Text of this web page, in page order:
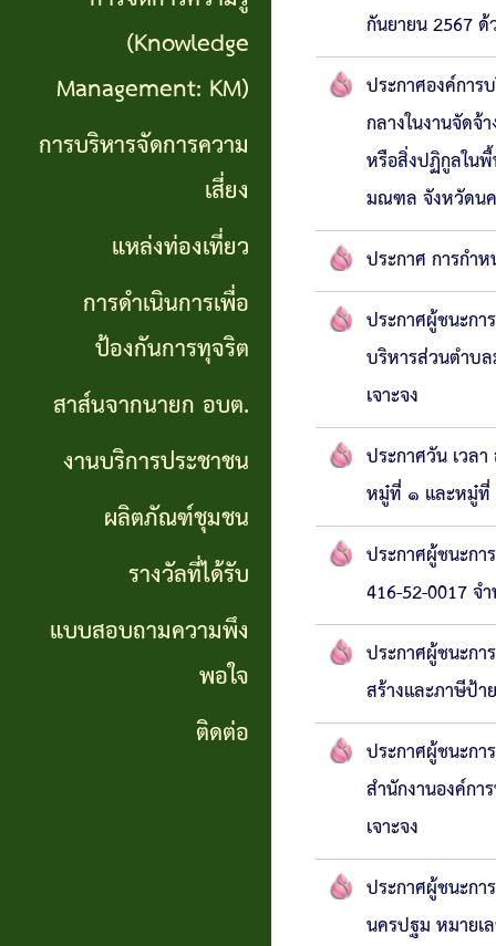
ดำเนิน
การ
เพื่อ
ทุจริต
สาส์น
นายก
อบต.
งาน
บริการ
ประชาชน
ผลิตภัณฑ์
(Knowledge
Management: KM)
การบริหารจัดการความ
เสี่ยง
แหล่งท่องเที่ยว
การดำเนินการเพื่อ
ป้องกันการทุจริต
สาส์นจากนายก อบต.
งานบริการประชาชน
ผลิตภัณฑ์ชุมชน
รางวัลที่ได้รับ
แบบสอบถามความพึง
พอใจ
ติดต่อ
กันยายน 2567
ประกาศองค์การ
กลางในงานจัดจ้
หรือสิ่งปฏิกูลใน
มณฑล จังหวัดน
ประกาศ การกำ
ประกาศผู้ชนะกา
บริหารส่วนตำบ
เจาะจง
ประกาศวัน เวล
หมู๋ที่ ๑ และหมู๋ที่
ประกาศผู้ชนะก
416-52-0017 จ
ประกาศผู้ชนะก
สร้างและภาษีป้า
ประกาศผู้ชนะก
สำนักงานองค์ก
เจาะจง
ประกาศผู้ชนะกา
นครปฐม หมายเ